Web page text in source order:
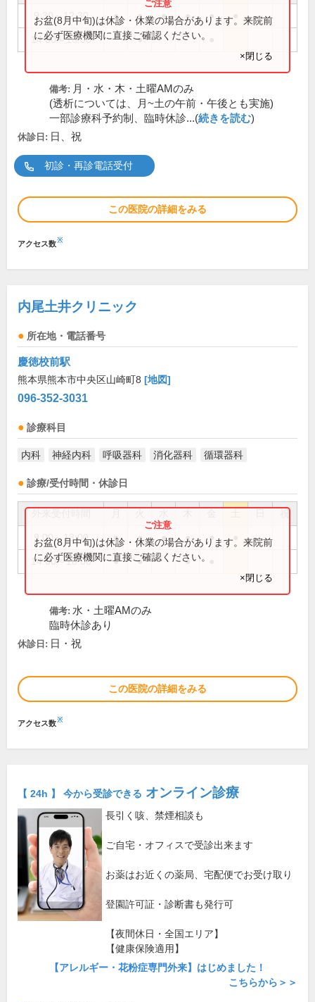
9:30～12:30 ● ● ● ● ●
14:00～16:00 ●
お盆(8月中旬)は休診・休業の場合があります。来院前
に必ず医療機関に直接ご確認ください。
×閉じる
備考: 月・水・木・土曜AMのみ
(透析については、月~土の午前・午後とも実施)
一部診療科予約制、臨時休診...(続きを読む)
休診日: 日、祝
初診・再診電話受付
この医院の詳細をみる
アクセス数※
内尾土井クリニック
所在地・電話番号
慶徳校前駅
熊本県熊本市中央区山崎町8 [地図]
096-352-3031
診療科目
内科 神経内科 呼吸器科 消化器科 循環器科
診療/受付時間・休診日
祝
9:00～13:00 ● ● ● ● ●
14:00～18:00 ● ● ●
お盆(8月中旬)は休診・休業の場合があります。来院前
に必ず医療機関に直接ご確認ください。
×閉じる
備考: 水・土曜AMのみ
臨時休診あり
休診日: 日・祝
この医院の詳細をみる
アクセス数※
【 24h 】 今から受診できる オンライン診療
長引く咳、禁煙相談も
ご自宅・オフィスで受診出来ます
お薬はお近くの薬局、宅配便でお受け取り
登園許可証・診断書も発行可
【夜間休日・全国エリア】
【健康保険適用】
【アレルギー・花粉症専門外来】はじめました！
こちらから＞＞